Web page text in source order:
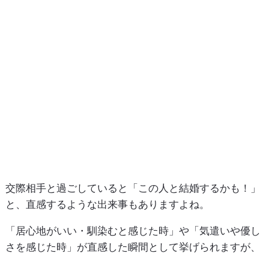
交際相手と過ごしていると「この人と結婚するかも！」
と、直感するような出来事もありますよね。
「居心地がいい・馴染むと感じた時」や「気遣いや優し
さを感じた時」が直感した瞬間として挙げられますが、